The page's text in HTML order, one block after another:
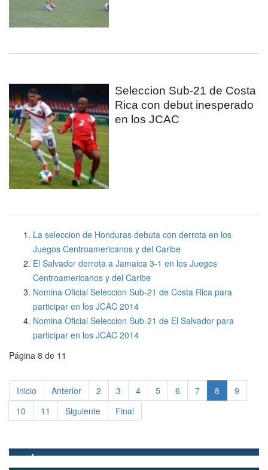
Seleccion Sub-21 de Costa
Rica con debut inesperado
en los JCAC
La seleccion de Honduras debuta con derrota en los
Juegos Centroamericanos y del Caribe
El Salvador derrota a Jamaica 3-1 en los Juegos
Centroamericanos y del Caribe
Nomina Oficial Seleccion Sub-21 de Costa Rica para
participar en los JCAC 2014
Nomina Oficial Seleccion Sub-21 de El Salvador para
participar en los JCAC 2014
Página 8 de 11
Inicio Anterior 2 3 4 5 6 7 8
9
10
11 Siguiente Final